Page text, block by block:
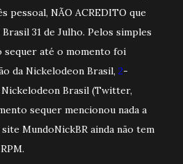
pessoal, NÃO ACREDITO que
31 de Julho. Pelos simples
sequer até o momento foi
da Nickelodeon Brasil, 2-
Brasil (Twitter,
sequer mencionou nada a
MundoNickBR ainda não tem